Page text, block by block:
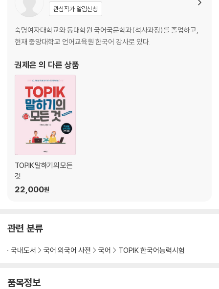
관심작가 알림신청
숙명여자대학교와 동대학원 국어국문학과(석사과정)를 졸업하고,
현재 중앙대학교 언어교육원 한국어 강사로 있다.
권제은 의 다른 상품
TOPIK 말하기의 모든
것
22,000원
관련 분류
국내도서 국어 외국어 사전 국어 TOPIK 한국어능력시험
품목정보